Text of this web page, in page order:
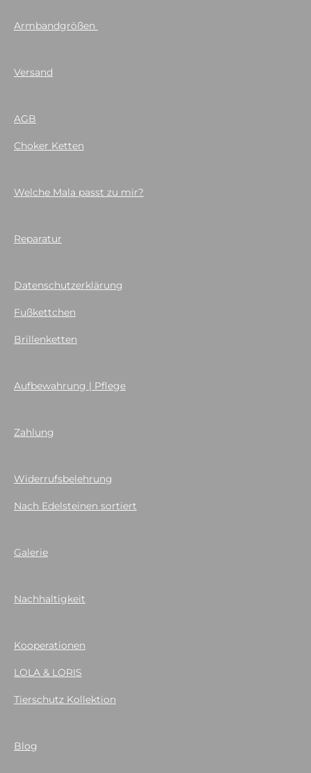
Armbandgrößen
Versand
AGB
Choker Ketten
Welche Mala passt zu mir?
Reparatur
Datenschutzerklärung
Fußkettchen
Brillenketten
Aufbewahrung | Pflege
Zahlung
Widerrufsbelehrung
Nach Edelsteinen sortiert
Galerie
Nachhaltigkeit
Kooperationen
LOLA & LORIS
Tierschutz Kollektion
Blog